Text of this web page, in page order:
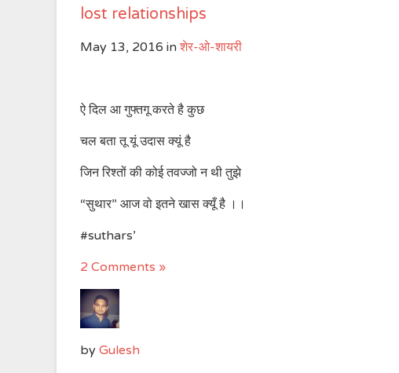
lost relationships
May 13, 2016 in शेर-ओ-शायरी
ऐ दिल आ गुफ्तगू करते है कुछ
चल बता तू यूं उदास क्यूं है
जिन रिश्तों की कोई तवज्जो न थी तुझे
“सुथार” आज वो इतने खास क्यूँ है ।।
‪#‎suthars‬’
2 Comments »
by Gulesh